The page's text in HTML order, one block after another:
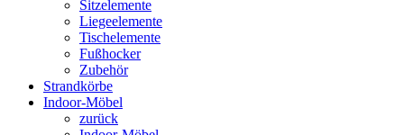
Sitzelemente
Liegeelemente
Tischelemente
Fußhocker
Zubehör
Strandkörbe
Indoor-Möbel
zurück